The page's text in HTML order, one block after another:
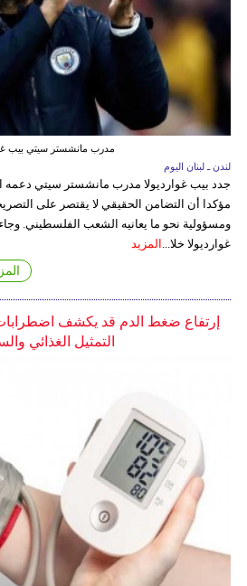
مدرب مانشستر سيتي بيب
لندن ـ لبنان اليوم
جدد بيب غوارديولا مدرب مانشستر سيتي دعمه
مؤكدا أن التضامن الحقيقي لا يقتصر على
ومسؤولية نحو ما يعانيه الشعب الفلسطيني.
غوارديولا خلا... المزيد
إرتفاع ضغط الدم قد يكشف
التمثيل الغذائي